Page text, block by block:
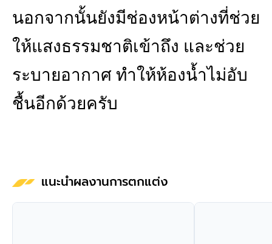
นอกจากนั้นยังมีช่องหน้าต่างที่ช่วย
ให้แสงธรรมชาติเข้าถึง และช่วย
ระบายอากาศ ทำให้ห้องน้ำไม่อับ
ชื้นอีกด้วยครับ
แนะนำผลงานการตกแต่ง